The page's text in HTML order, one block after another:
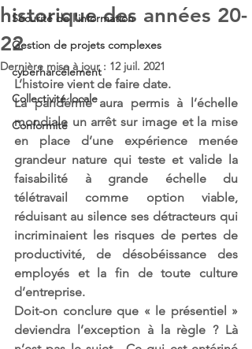
Sécurité de l'information
Gestion de projets complexes
cyberharcèlement
Collectivité locale
Conformité
historique des années 20-
22
Dernière mise à jour : 12 juil. 2021
L’histoire vient de faire date.
La pandémie aura permis à l’échelle
mondiale un arrêt sur image et la mise
en place d’une expérience menée
grandeur nature qui teste et valide la
faisabilité à grande échelle du
télétravail comme option viable,
réduisant au silence ses détracteurs qui
incriminaient les risques de pertes de
productivité, de désobéissance des
employés et la fin de toute culture
d’entreprise.
Doit-on conclure que « le présentiel »
deviendra l’exception à la règle ? Là